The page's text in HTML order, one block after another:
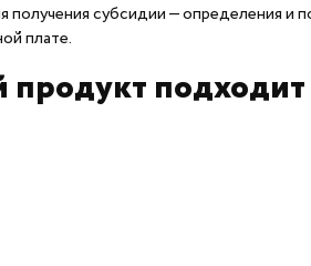
субсидии — определения и
плате.